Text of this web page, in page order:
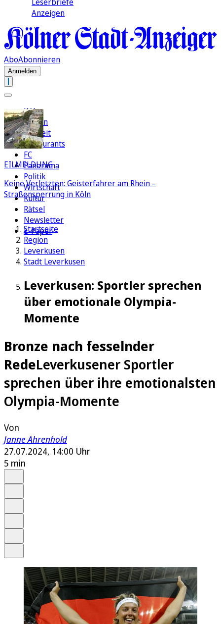
Anzeigen
AboAbonnieren
Anmelden
Köln
Region
Freizeit
Restaurants
FC
Panorama
Politik
Wirtschaft
Kultur
Rätsel
Newsletter
E-Paper
EILMELDUNG
Keine Verletzten: Geisterfahrer am Rhein –
Straßensperrung in Köln
Startseite
Region
Leverkusen
Stadt Leverkusen
Leverkusen: Sportler sprechen
über emotionale Olympia-
Momente
Bronze nach fesselnder
RedeLeverkusener Sportler
sprechen über ihre emotionalsten
Olympia-Momente
Von
Janne Ahrenhold
27.07.2024, 14:00 Uhr
5 min